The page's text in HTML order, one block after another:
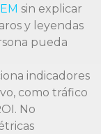
sin explicar
y leyendas
pueda
indicadores
como tráfico
No